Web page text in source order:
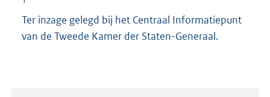
Ter inzage gelegd bij het Centraal Informatiepunt
van de Tweede Kamer der Staten-Generaal.